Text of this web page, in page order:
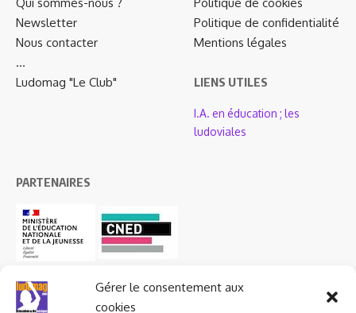
Gérer le consentement aux
cookies
Newsletter
Nous contacter
…
Ludomag "Le Club"
Politique de confidentialité
Mentions légales
LIENS UTILES
I.A. en éducation ; les
ludoviales
PARTENAIRES